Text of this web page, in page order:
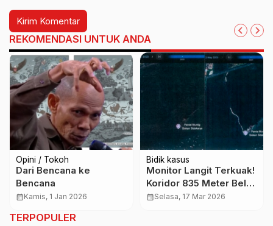
REKOMENDASI UNTUK ANDA
Opini / Tokoh
Dari Bencana ke
Bencana
calendar_monthKamis, 1 Jan 2026
Bidik kasus
Monitor Langit Terkuak!
Koridor 835 Meter Belah
Mangrove Sidakarya,
calendar_monthSelasa, 17 Mar 2026
TERPOPULER